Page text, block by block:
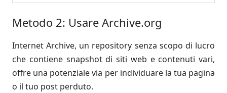
Metodo 2: Usare Archive.org
Internet Archive, un repository senza scopo di lucro
che contiene snapshot di siti web e contenuti vari,
offre una potenziale via per individuare la tua pagina
o il tuo post perduto.